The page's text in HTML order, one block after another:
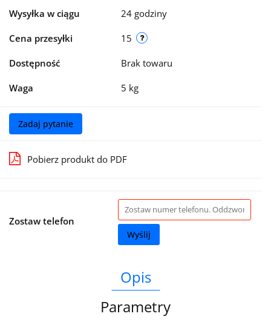
Wysyłka w ciągu 24 godziny
Cena przesyłki 15
Dostępność Brak towaru
Waga 5 kg
Zadaj pytanie
Pobierz produkt do PDF
Zostaw telefon
Wyślij
Opis
Parametry